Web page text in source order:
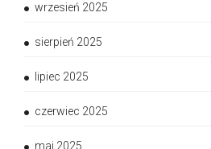
wrzesień 2025
sierpień 2025
lipiec 2025
czerwiec 2025
maj 2025